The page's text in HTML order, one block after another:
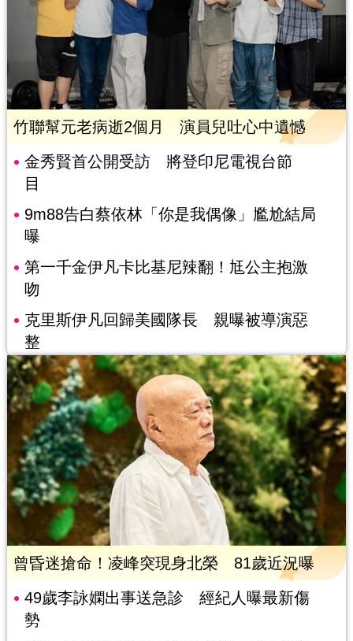
竹聯幫元老病逝2個月 演員兒吐心中遺憾
金秀賢首公開受訪 將登印尼電視台節
目
9m88告白蔡依林「你是我偶像」尷尬結局
曝
第一千金伊凡卡比基尼辣翻！尪公主抱激
吻
克里斯伊凡回歸美國隊長 親曝被導演惡
整
曾昏迷搶命！凌峰突現身北榮 81歲近況曝
49歲李詠嫻出事送急診 經紀人曝最新傷
勢